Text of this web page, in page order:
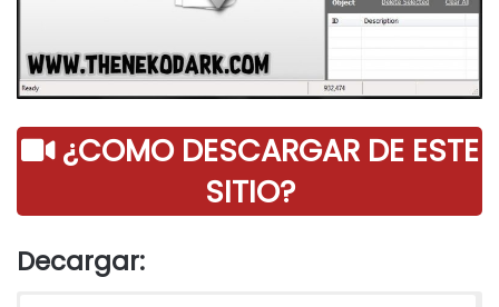
¿COMO DESCARGAR DE ESTE
SITIO?
Decargar: